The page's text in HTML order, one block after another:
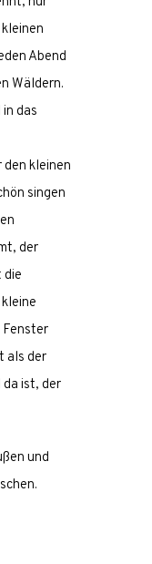
Abend
Wäldern.
das
kleinen
singen
der
die
Fenster
als der
da ist, der
und